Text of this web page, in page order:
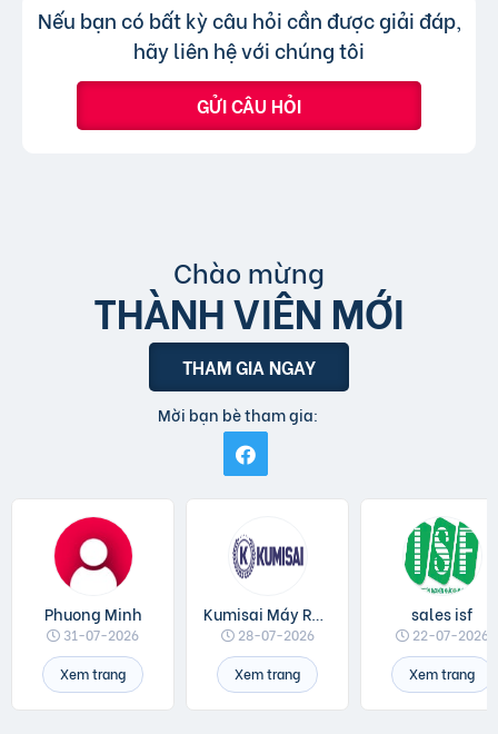
bài đăng.
Trả lời:
Không, trang web chỉ chấp nhận các
tin đăng sử dụng tiếng Việt có dấu.
Nếu bạn có bất kỳ câu hỏi cần được giải đáp,
hãy liên hệ với chúng tôi
GỬI CÂU HỎI
Chào mừng
THÀNH VIÊN MỚI
THAM GIA NGAY
Mời bạn bè tham gia:
Phuong Minh
31-07-2026
Xem trang
Kumisai Máy Rửa Xe
28-07-2026
Xem trang
sales isf
22-07-2026
Xem trang